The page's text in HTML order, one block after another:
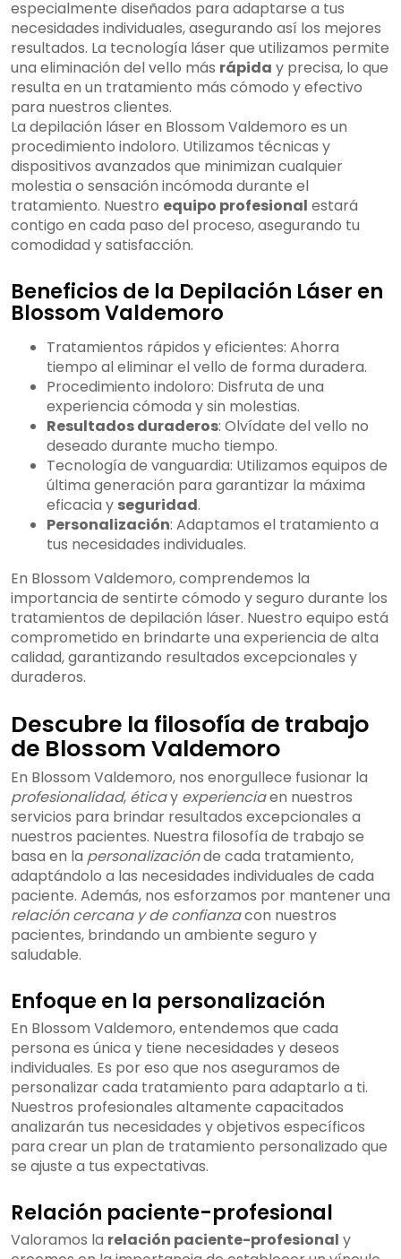
especialmente diseñados para adaptarse a tus
necesidades individuales, asegurando así los mejores
resultados. La tecnología láser que utilizamos permite
una eliminación del vello más rápida y precisa, lo que
resulta en un tratamiento más cómodo y efectivo
para nuestros clientes.
La depilación láser en Blossom Valdemoro es un
procedimiento indoloro. Utilizamos técnicas y
dispositivos avanzados que minimizan cualquier
molestia o sensación incómoda durante el
tratamiento. Nuestro equipo profesional estará
contigo en cada paso del proceso, asegurando tu
comodidad y satisfacción.
Beneficios de la Depilación Láser en
Blossom Valdemoro
Tratamientos rápidos y eficientes: Ahorra
tiempo al eliminar el vello de forma duradera.
Procedimiento indoloro: Disfruta de una
experiencia cómoda y sin molestias.
Resultados duraderos: Olvídate del vello no
deseado durante mucho tiempo.
Tecnología de vanguardia: Utilizamos equipos de
última generación para garantizar la máxima
eficacia y seguridad.
Personalización: Adaptamos el tratamiento a
tus necesidades individuales.
En Blossom Valdemoro, comprendemos la
importancia de sentirte cómodo y seguro durante los
tratamientos de depilación láser. Nuestro equipo está
comprometido en brindarte una experiencia de alta
calidad, garantizando resultados excepcionales y
duraderos.
Descubre la filosofía de trabajo
de Blossom Valdemoro
En Blossom Valdemoro, nos enorgullece fusionar la
profesionalidad, éticay experienciaen nuestros
servicios para brindar resultados excepcionales a
nuestros pacientes. Nuestra filosofía de trabajo se
basa en la personalizaciónde cada tratamiento,
adaptándolo a las necesidades individuales de cada
paciente. Además, nos esforzamos por mantener una
relación cercana y de confianzacon nuestros
pacientes, brindando un ambiente seguro y
saludable.
Enfoque en la personalización
En Blossom Valdemoro, entendemos que cada
persona es única y tiene necesidades y deseos
individuales. Es por eso que nos aseguramos de
personalizar cada tratamiento para adaptarlo a ti.
Nuestros profesionales altamente capacitados
analizarán tus necesidades y objetivos específicos
para crear un plan de tratamiento personalizado que
se ajuste a tus expectativas.
Relación paciente-profesional
Valoramos la relación paciente-profesional y